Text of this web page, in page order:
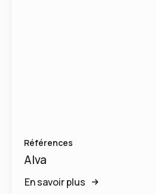
Références
Alva
En savoir plus